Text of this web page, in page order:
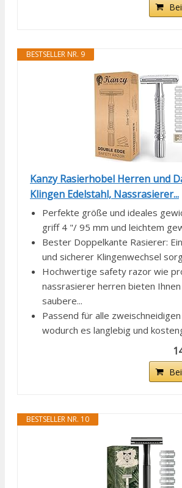
BESTSELLER NR. 9
Kanzy Rasierhobel Herren und
Klingen Edelstahl, Nassrasierer...
Perfekte größe und ideales
griff 4 "/ 95 mm und leichtem
Bester Doppelkante Rasierer:
und sicherer Klingenwechsel
Hochwertige safety razor wie
nassrasierer herren bieten
saubere...
Passend für alle
wodurch es langlebig und
BESTSELLER NR. 10